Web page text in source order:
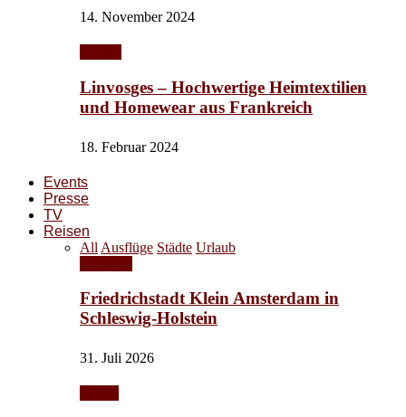
14. November 2024
Linvosges – Hochwertige Heimtextilien
und Homewear aus Frankreich
18. Februar 2024
Events
Presse
TV
Reisen
All Ausflüge Städte Urlaub
Friedrichstadt Klein Amsterdam in
Schleswig-Holstein
31. Juli 2026